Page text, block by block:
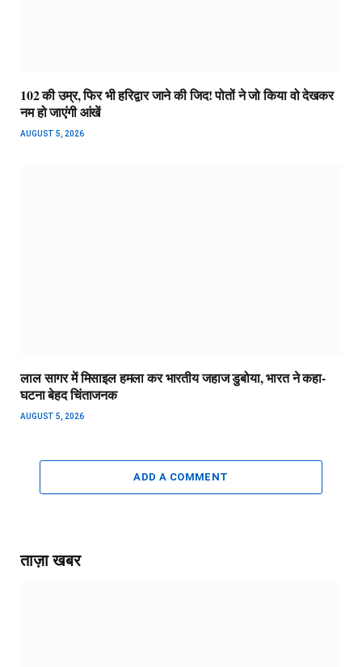
102 की उम्र, फिर भी हरिद्वार जाने की जिद! पोतों ने जो किया वो देखकर
नम हो जाएंगी आंखें
AUGUST 5, 2026
लाल सागर में मिसाइल हमला कर भारतीय जहाज डुबोया, भारत ने कहा-
घटना बेहद चिंताजनक
AUGUST 5, 2026
ADD A COMMENT
ताज़ा खबर